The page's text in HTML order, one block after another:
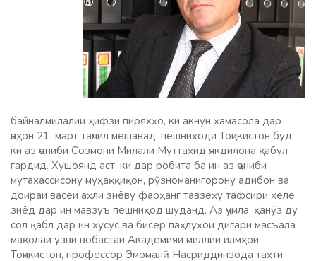
байналмилалии ҳифзи пиряхҳо, ки акнун ҳамасола дар
ҷаҳон 21 март таҷлил мешавад, пешниҳоди Тоҷикистон буд,
ки аз ҷониби Созмони Милали Муттаҳид якдилона қабул
гардид. Хушоянд аст, ки дар робита ба ин аз ҷониби
мутахассисону муҳаққиқон, рӯзноманигорону адибон ва
доираи васеи аҳли зиёву фарҳанг тавзеҳу тафсири хеле
зиёд дар ин мавзуъ пешниҳод шуданд. Аз ҷумла, ҳанӯз ду
сол қабл дар ин хусус ва бисёр паҳлуҳои дигари масъала
мақолаи узви вобастаи Академияи миллии илмҳои
Тоҷикистон, профессор Эмомалӣ Насриддинзода таҳти